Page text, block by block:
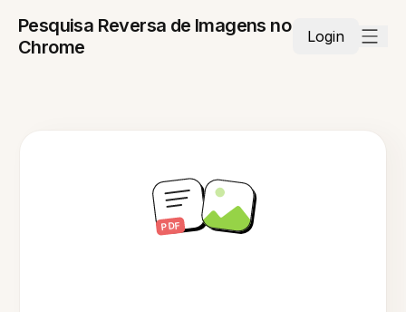
Pesquisa Reversa de Imagens no
Chrome
Login